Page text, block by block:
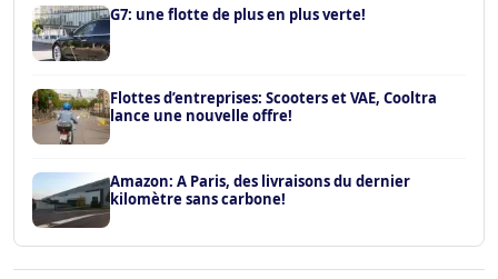
G7: une flotte de plus en plus verte!
Flottes d’entreprises: Scooters et VAE, Cooltra
lance une nouvelle offre!
Amazon: A Paris, des livraisons du dernier
kilomètre sans carbone!